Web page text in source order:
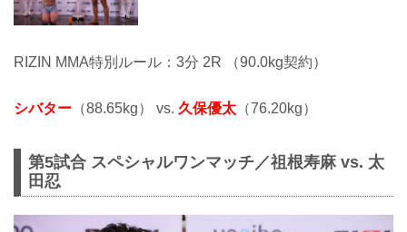
RIZIN MMA特別ルール：3分 2R （90.0kg契約）
シバター （88.65kg） vs. 久保優太 （76.20kg）
第5試合 スペシャルワンマッチ／祖根寿麻 vs. 太
田忍